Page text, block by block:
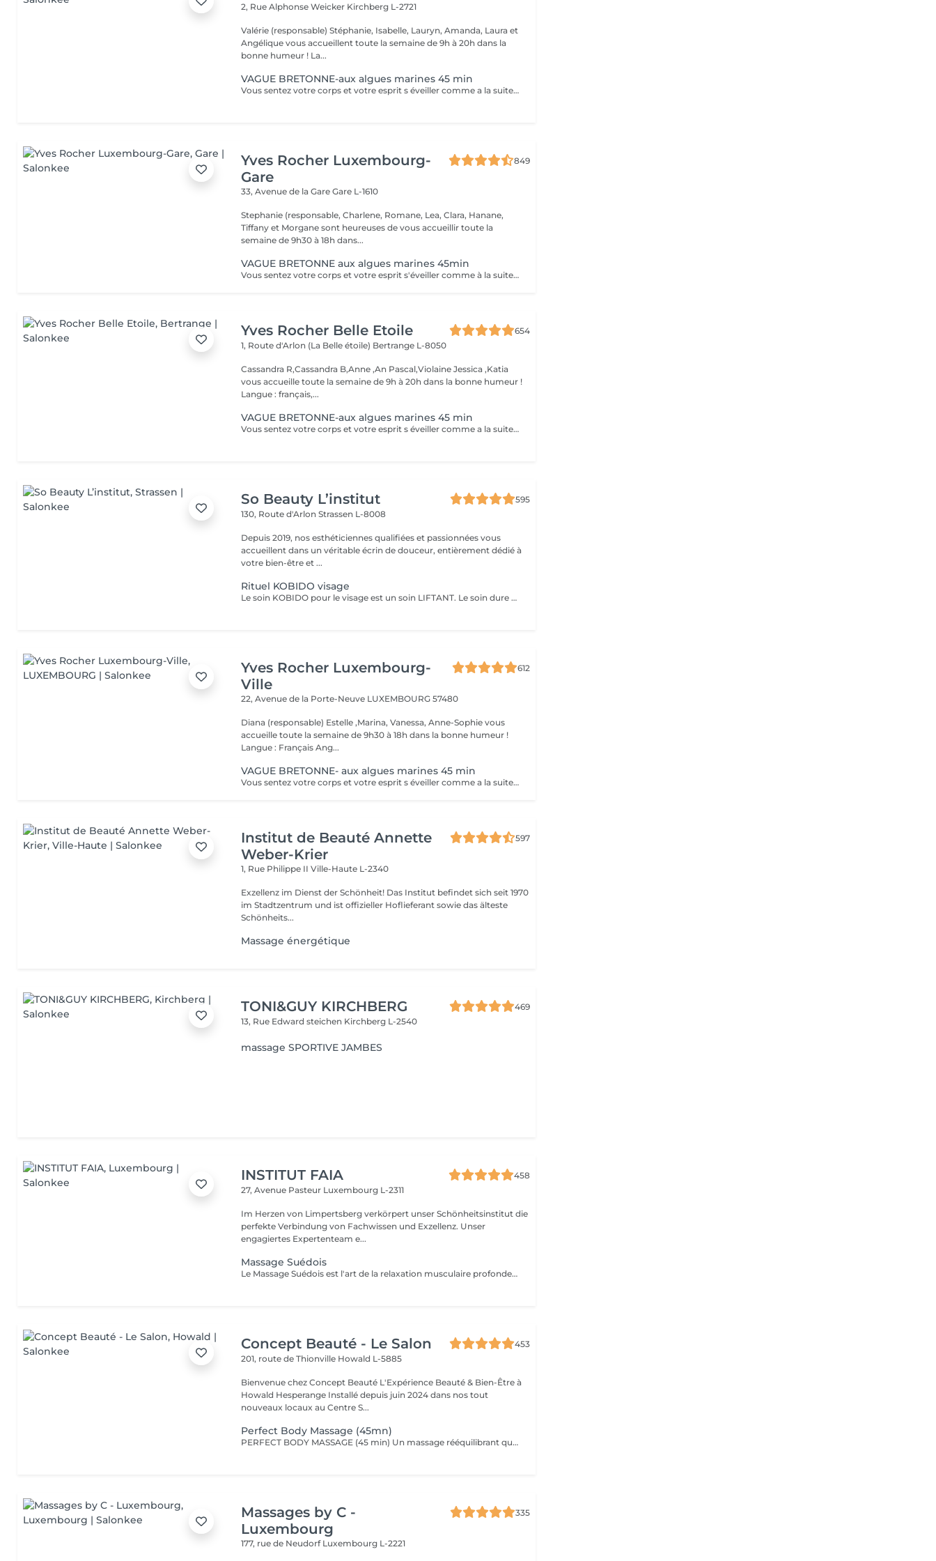
2, Rue Alphonse Weicker Kirchberg L-2721
Valérie (responsable) Stéphanie, Isabelle, Lauryn, Amanda, Laura et
Angélique vous accueillent toute la semaine de 9h à 20h dans la
bonne humeur ! La...
VAGUE BRETONNE-aux algues marines 45 min
Vous sentez votre corps et votre esprit s éveiller comme a la suite d un bain dans l OCEAN. Vous vous tonicité et leur confort. sentez légère et revitalisée. Vos jambes retrouvent leur tonicité et leur confort
Yves Rocher Luxembourg-
Gare
849
33, Avenue de la GareGare L-1610
Stephanie (responsable, Charlene, Romane, Lea, Clara, Hanane,
Tiffany et Morgane sont heureuses de vous accueillir toute la
semaine de 9h30 à 18h dans...
VAGUE BRETONNE aux algues marines 45min
Vous sentez votre corps et votre esprit s'éveiller comme à la suite d'un bain dans l'OCEAN. Vous vous sentez légère et revitalisée. Vos jambes retrouvent leur tonicité et leur confort.
Yves Rocher Belle Etoile
654
1, Route d'Arlon (La Belle étoile) Bertrange L-8050
Cassandra R,Cassandra B,Anne ,An Pascal,Violaine Jessica ,Katia
vous accueille toute la semaine de 9h à 20h dans la bonne humeur !
Langue : français,...
VAGUE BRETONNE-aux algues marines 45 min
Vous sentez votre corps et votre esprit s éveiller comme a la suite d un bain dans l OCEAN. Vous vous tonicité et leur confort. sentez légère et revitalisée. Vos jambes retrouvent leur tonicité et leur confort
So Beauty L’institut
595
130, Route d'ArlonStrassen L-8008
Depuis 2019, nos esthéticiennes qualifiées et passionnées vous
accueillent dans un véritable écrin de douceur, entièrement dédié à
votre bien-être et ...
Rituel KOBIDO visage
Le soin KOBIDO pour le visage est un soin LIFTANT. Le soin dure 1h15, et vous permettra de lifter complètement votre visage. Il est idéal de venir démaquillé pour commencer ce rituel. La praticienne commencera par un enchaînement de serviettes chaudes, puis viendra stimuler les cellules avec un instrument le RIDOKI. Suivi d'un massage doux avec des techniques de massage spécifiques au Kobido. Puis elle effectura des points de pressions sur les méridiens, pour terminer avec un passage au ROULEAU DE JADE. Laissez-vous porter par ce rituel anti-âge d'exeption à la fois relaxant et liftant.
Yves Rocher Luxembourg-
Ville
612
22, Avenue de la Porte-Neuve LUXEMBOURG 57480
Diana (responsable) Estelle ,Marina, Vanessa, Anne-Sophie vous
accueille toute la semaine de 9h30 à 18h dans la bonne humeur !
Langue : Français Ang...
VAGUE BRETONNE- aux algues marines 45 min
Vous sentez votre corps et votre esprit s éveiller comme a la suite d un bain dans l OCEAN. Vous vous tonicité et leur confort. sentez légère et revitalisée. Vos jambes retrouvent leur tonicité et leur confort
Institut de Beauté Annette
Weber-Krier
597
1, Rue Philippe IIVille-Haute L-2340
Exzellenz im Dienst der Schönheit! Das Institut befindet sich seit 1970
im Stadtzentrum und ist offizieller Hoflieferant sowie das älteste
Schönheits...
Massage énergétique
TONI&GUY KIRCHBERG
469
13, Rue Edward steichen Kirchberg L-2540
massage SPORTIVE JAMBES
INSTITUT FAIA
458
27, Avenue Pasteur Luxembourg L-2311
Im Herzen von Limpertsberg verkörpert unser Schönheitsinstitut die
perfekte Verbindung von Fachwissen und Exzellenz. Unser
engagiertes Expertenteam e...
Massage Suédois
Le Massage Suédois est l'art de la relaxation musculaire profonde. Nos thérapeutes experts utilisent des mouvements fluides et des pressions modulables pour détendre les muscles et réduire les tensions. Idéal pour soulager le stress, améliorer la circulation et retrouver une mobilité optimale. Offrez à votre corps le traitement qu'il mérite et ressentez la différence dès la première séance.
Concept Beauté - Le Salon
453
201, route de Thionville Howald L-5885
Bienvenue chez Concept Beauté L'Expérience Beauté & Bien-Être à
Howald Hesperange Installé depuis juin 2024 dans nos tout
nouveaux locaux au Centre S...
Perfect Body Massage (45mn)
PERFECT BODY MASSAGE (45 min) Un massage rééquilibrant qui allie des techniques relaxantes et tonifiantes pour une détente profonde du corps et de l'esprit. Ce soin sur-mesure, adapté à vos besoins, favorise la détente musculaire tout en stimulant la circulation pour une sensation de légèreté et de bien-être absolu. Les textures soyeuses et les actifs botaniques Comfort Zone, formulés sans silicones ni parabènes, enveloppent votre peau de douceur et hydratent intensément.
Massages by C -
Luxembourg
335
177, rue de Neudorf Luxembourg L-2221